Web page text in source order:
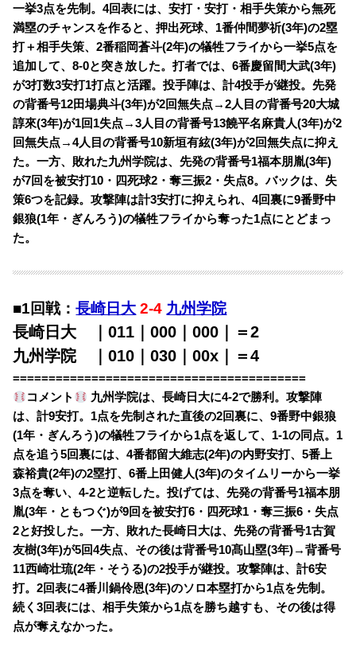
一挙3点を先制。4回表には、安打・安打・相手失策から無死
満塁のチャンスを作ると、押出死球、1番仲間夢祈(3年)の2塁
打＋相手失策、2番稲岡蒼斗(2年)の犠牲フライから一挙5点を
追加して、8-0と突き放した。打者では、6番慶留間大武(3年)
が3打数3安打1打点と活躍。投手陣は、計4投手が継投。先発
の背番号12田場典斗(3年)が2回無失点→2人目の背番号20大城
諄來(3年)が1回1失点→3人目の背番号13饒平名麻貴人(3年)が2
回無失点→4人目の背番号10新垣有絃(3年)が2回無失点に抑え
た。一方、敗れた九州学院は、先発の背番号1福本朋胤(3年)
が7回を被安打10・四死球2・奪三振2・失点8。バックは、失
策6つを記録。攻撃陣は計3安打に抑えられ、4回裏に9番野中
銀狼(1年・ぎんろう)の犠牲フライから奪った1点にとどまっ
た。
■1回戦：長崎日大 2-4 九州学院
長崎日大 ｜011｜000｜000｜＝2
九州学院 ｜010｜030｜00x｜＝4
=========================================
コメント
九州学院は、長崎日大に4-2で勝利。攻撃陣
は、計9安打。1点を先制された直後の2回裏に、9番野中銀狼
(1年・ぎんろう)の犠牲フライから1点を返して、1-1の同点。1
点を追う5回裏には、4番都留大維志(2年)の内野安打、5番上
森裕貴(2年)の2塁打、6番上田健人(3年)のタイムリーから一挙
3点を奪い、4-2と逆転した。投げては、先発の背番号1福本朋
胤(3年・ともつぐ)が9回を被安打6・四死球1・奪三振6・失点
2と好投した。一方、敗れた長崎日大は、先発の背番号1古賀
友樹(3年)が5回4失点、その後は背番号10髙山塁(3年)→背番号
11西崎壮琉(2年・そうる)の2投手が継投。攻撃陣は、計6安
打。2回表に4番川鍋伶恩(3年)のソロ本塁打から1点を先制。
続く3回表には、相手失策から1点を勝ち越すも、その後は得
点が奪えなかった。